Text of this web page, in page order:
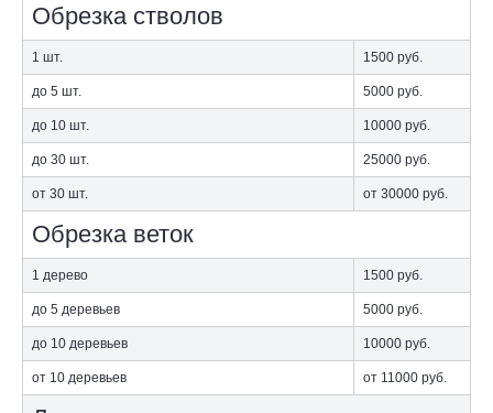
Обрезка стволов
1 шт. 1500 руб.
до 5 шт. 5000 руб.
до 10 шт. 10000 руб.
до 30 шт. 25000 руб.
от 30 шт. от 30000 руб.
Обрезка веток
1 дерево 1500 руб.
до 5 деревьев 5000 руб.
до 10 деревьев 10000 руб.
от 10 деревьев от 11000 руб.